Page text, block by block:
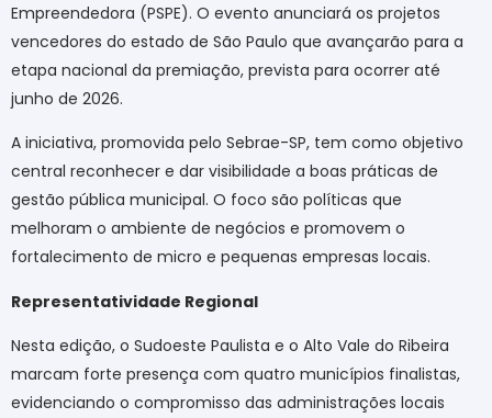
Empreendedora (PSPE). O evento anunciará os projetos
vencedores do estado de São Paulo que avançarão para a
etapa nacional da premiação, prevista para ocorrer até
junho de 2026.
A iniciativa, promovida pelo Sebrae-SP, tem como objetivo
central reconhecer e dar visibilidade a boas práticas de
gestão pública municipal. O foco são políticas que
melhoram o ambiente de negócios e promovem o
fortalecimento de micro e pequenas empresas locais.
Representatividade Regional
Nesta edição, o Sudoeste Paulista e o Alto Vale do Ribeira
marcam forte presença com quatro municípios finalistas,
evidenciando o compromisso das administrações locais